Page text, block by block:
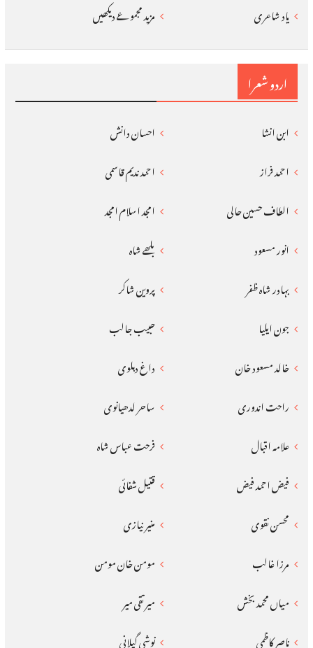
اردو شعرا
ابن انشا
احسان دانش
احمد فراز
احمد ندیم قاسمی
الطاف حسین حالی
امجد اسلام امجد
انور مسعود
بلھے شاہ
بہادر شاہ ظفر
پروین شاکر
جون ایلیا
حبیب جالب
خالد مسعود خان
داغ دہلوی
راحت اندوری
ساحر لدھیانوی
علامہ اقبال
فرحت عباس شاہ
فیض احمد فیض
قتیل شفائی
محسن نقوی
منیر نیازی
مرزا غالب
مومن خان مومن
میاں محمد بخش
میر تقی میر
ناصر کاظمی
نوشی گیلانی
یاد شاعری
مزید مجموعے دیکھیں